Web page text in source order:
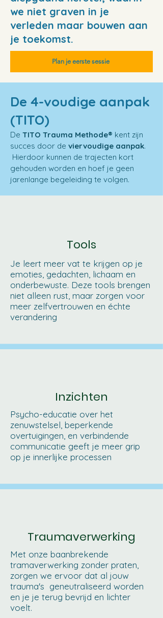
we niet graven in je
verleden maar bouwen aan
je toekomst.
Plan je eerste sessie
De 4-voudige aanpak
(TITO)​
De TITO Trauma Methode® kent zijn
succes door de viervoudige aanpak.
Hierdoor kunnen de trajecten kort
gehouden worden en hoef je geen
jarenlange begeleiding te volgen.
Tools
Je leert meer vat te krijgen op je
emoties, gedachten, lichaam en
onderbewuste. Deze tools brengen
niet alleen rust, maar zorgen voor
meer zelfvertrouwen en échte
verandering
Inzichten
Psycho-educatie over het
zenuwstelsel, beperkende
overtuigingen, en verbindende
communicatie geeft je meer grip
op je innerlijke processen
Traumaverwerking
Met onze baanbrekende
tramaverwerking zonder praten,
zorgen we ervoor dat al jouw
trauma's geneutraliseerd worden
en je je terug bevrijd en lichter
voelt.